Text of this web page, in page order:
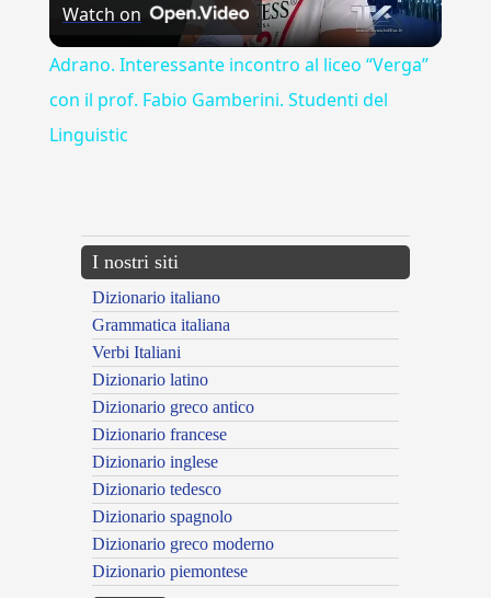
Video
Watch on
Adrano. Interessante incontro al liceo “Verga”
con il prof. Fabio Gamberini. Studenti del
Linguistic
I nostri siti
Dizionario italiano
Grammatica italiana
Verbi Italiani
Dizionario latino
Dizionario greco antico
Dizionario francese
Dizionario inglese
Dizionario tedesco
Dizionario spagnolo
Dizionario greco moderno
Dizionario piemontese